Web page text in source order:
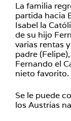
La familia
partida hacia
Isabel la
de su hijo
varias rentas
padre
Fernando el
nieto favorito.
Se le puede
los Austrias